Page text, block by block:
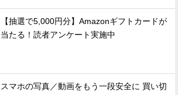
【抽選で5,000円分】Amazonギフトカードが
当たる！読者アンケート実施中
スマホの写真／動画をもう一段安全に 買い切